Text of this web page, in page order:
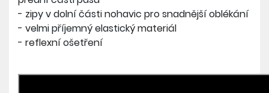
- zipy v dolní části nohavic pro snadnější oblékání
- velmi příjemný elastický materiál
- reflexní ošetření